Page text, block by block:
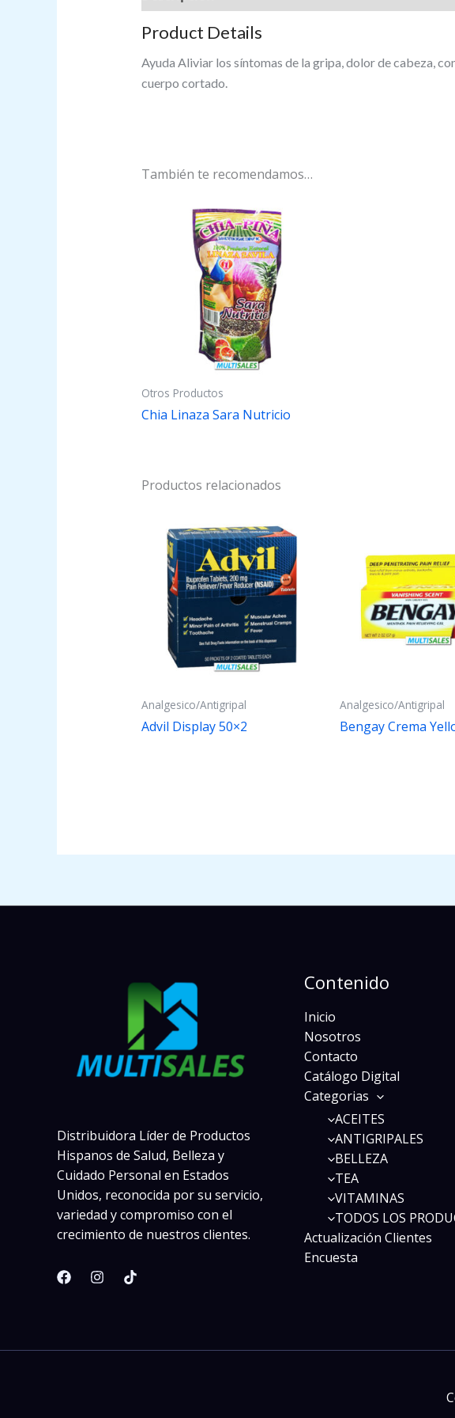
Product Details
Ayuda Aliviar los síntomas de la gripa, dolor de cabeza,
cuerpo cortado.
También te recomendamos…
Otros Productos
Chia Linaza Sara Nutricio
Productos relacionados
Analgesico/Antigripal
Advil Display 50×2
Analgesico/Antigripal
Bengay Crema
Distribuidora Líder de Productos
Hispanos de Salud, Belleza y
Cuidado Personal en Estados
Unidos, reconocida por su servicio,
variedad y compromiso con el
crecimiento de nuestros clientes.
Contenido
Inicio
Nosotros
Contacto
Catálogo Digital
Categorias
ACEITES
ANTIGRIPALES
BELLEZA
TEA
VITAMINAS
TODOS LOS
Actualización Clientes
Encuesta